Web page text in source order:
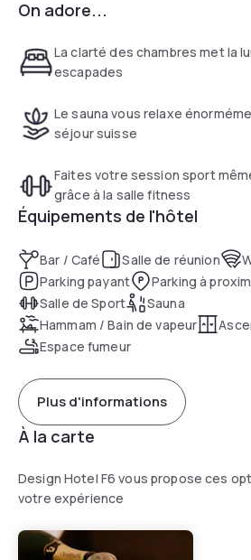
Les chambres, lumineuses, sont
télévision par satellite à écran plat et
entraîneur personnel et un bain turc,
réunion de différentes tailles.
On adore...
La clarté des chambres met la
escapades
Le sauna vous relaxe
séjour suisse
Faites votre session sport
grâce à la salle fitness
Équipements de l'hôtel
Bar / Café Salle de réunion
Parking payant
Parking à
Salle de Sport
Sauna
Hammam / Bain de vapeur
Espace fumeur
Plus d'informations
À la carte
Design Hotel F6 vous propose ces
votre expérience